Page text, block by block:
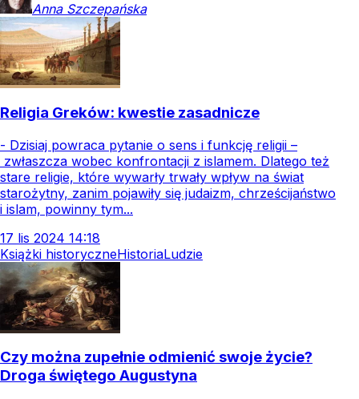
Anna Szczepańska
Religia Greków: kwestie zasadnicze
- Dzisiaj powraca pytanie o sens i funkcję religii –
zwłaszcza wobec konfrontacji z islamem. Dlatego też
stare religie, które wywarły trwały wpływ na świat
starożytny, zanim pojawiły się judaizm, chrześcijaństwo
i islam, powinny tym...
17 lis 2024 14:18
Książki historyczneHistoriaLudzie
Czy można zupełnie odmienić swoje życie?
Droga świętego Augustyna